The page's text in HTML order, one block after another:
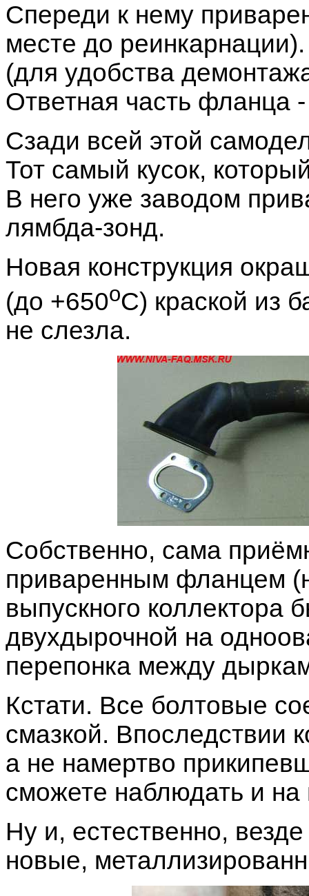
Спереди к нему
месте до
(для удобства
Ответная часть фланца
Сзади всей этой
Тот самый кусок,
В него уже заводом
лямбда-зонд.
Новая конструкция
(до +650оС) краской из
не слезла.
Собственно, сама
приваренным фланцем
выпускного коллектора
двухдырочной на
перепонка между
Кстати. Все болтовые
смазкой. Впоследствии
а не намертво
сможете наблюдать и
Ну и, естественно,
новые,